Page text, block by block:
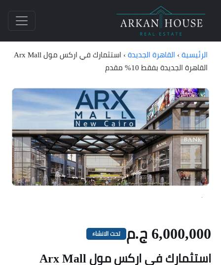
الرئيسية › القاهرة الجديدة ›
استثمارك في اركس مول Arx Mall
القاهرة الجديدة بفقط 10% مقدم
6,000,000 ج.م تحت الانشاء
استثمارك في اركس مول Arx Mall